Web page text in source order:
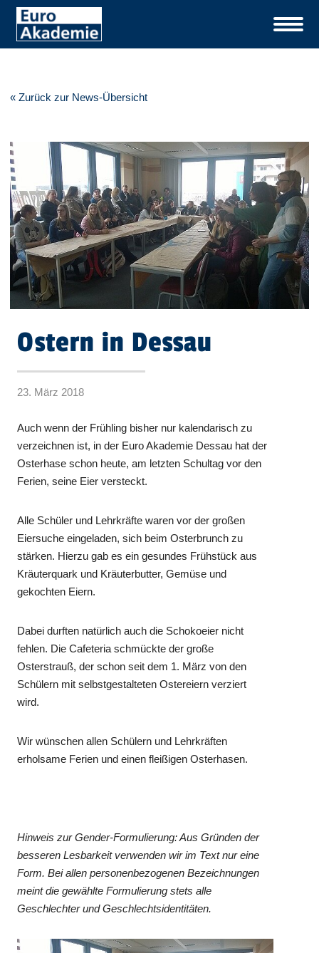
« Zurück zur News-Übersicht
Ostern in Dessau
23. März 2018
Auch wenn der Frühling bisher nur kalendarisch zu
verzeichnen ist, in der Euro Akademie Dessau hat der
Osterhase schon heute, am letzten Schultag vor den
Ferien, seine Eier versteckt.
Alle Schüler und Lehrkräfte waren vor der großen
Eiersuche eingeladen, sich beim Osterbrunch zu
stärken. Hierzu gab es ein gesundes Frühstück aus
Kräuterquark und Kräuterbutter, Gemüse und
gekochten Eiern.
Dabei durften natürlich auch die Schokoeier nicht
fehlen. Die Cafeteria schmückte der große
Osterstrauß, der schon seit dem 1. März von den
Schülern mit selbstgestalteten Ostereiern verziert
wird.
Wir wünschen allen Schülern und Lehrkräften
erholsame Ferien und einen fleißigen Osterhasen.
Hinweis zur Gender-Formulierung: Aus Gründen der
besseren Lesbarkeit verwenden wir im Text nur eine
Form. Bei allen personenbezogenen Bezeichnungen
meint die gewählte Formulierung stets alle
Geschlechter und Geschlechtsidentitäten.